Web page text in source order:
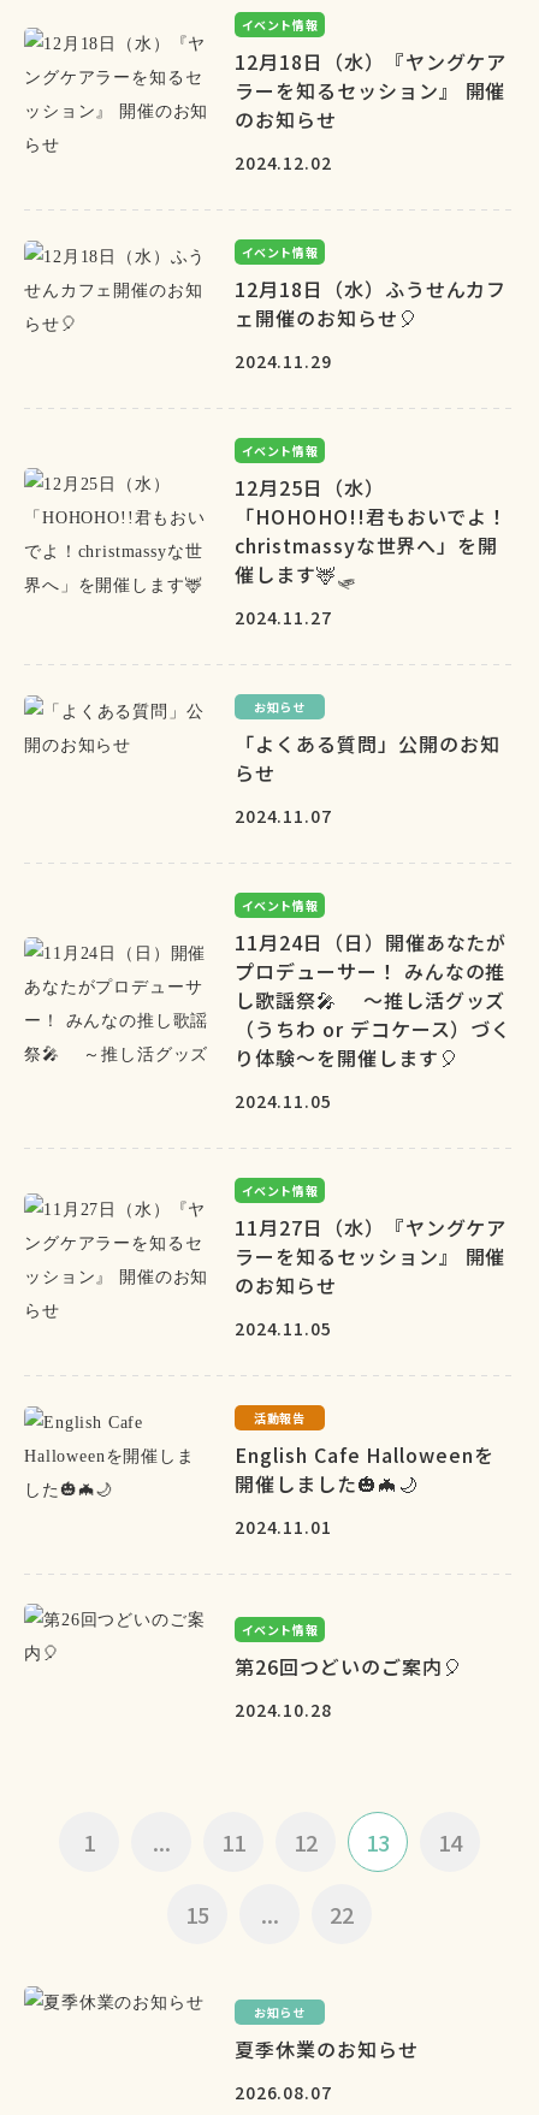
イベント情報
12月18日（水）『ヤングケア
ラーを知るセッション』 開催
のお知らせ
2024.12.02
イベント情報
12月18日（水）ふうせんカフ
ェ開催のお知らせ🎈
2024.11.29
イベント情報
12月25日（水）
「HOHOHO!!君もおいでよ！
christmassyな世界へ」を開
催します🦌🛷
2024.11.27
お知らせ
「よくある質問」公開のお知
らせ
2024.11.07
イベント情報
11月24日（日）開催あなたが
プロデューサー！ みんなの推
し歌謡祭🎤 ～推し活グッズ
（うちわ or デコケース）づく
り体験～を開催します🎈
2024.11.05
イベント情報
11月27日（水）『ヤングケア
ラーを知るセッション』 開催
のお知らせ
2024.11.05
活動報告
English Cafe Halloweenを
開催しました🎃🦇🌙
2024.11.01
イベント情報
第26回つどいのご案内🎈
2024.10.28
1 ... 11 12 13 14
15 ... 22
お知らせ
夏季休業のお知らせ
2026.08.07